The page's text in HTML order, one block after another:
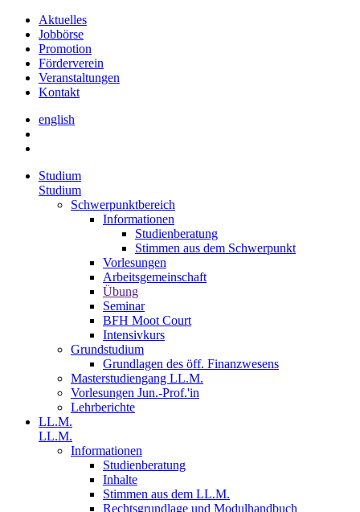
Aktuelles
Jobbörse
Promotion
Förderverein
Veranstaltungen
Kontakt
english
Studium
Studium
Schwerpunktbereich
Informationen
Studienberatung
Stimmen aus dem Schwerpunkt
Vorlesungen
Arbeitsgemeinschaft
Übung
Seminar
BFH Moot Court
Intensivkurs
Grundstudium
Grundlagen des öff. Finanzwesens
Masterstudiengang LL.M.
Vorlesungen Jun.-Prof.'in
Lehrberichte
LL.M.
LL.M.
Informationen
Studienberatung
Inhalte
Stimmen aus dem LL.M.
Rechtsgrundlage und Modulhandbuch